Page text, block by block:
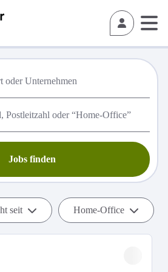
Jobs finden
seit Home-Office